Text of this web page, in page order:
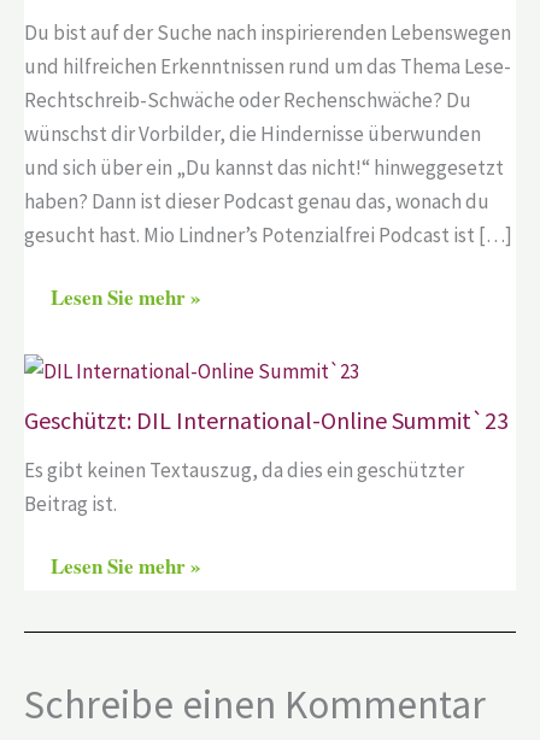
Du bist auf der Suche nach inspirierenden Lebenswegen
und hilfreichen Erkenntnissen rund um das Thema Lese-
Rechtschreib-Schwäche oder Rechenschwäche? Du
wünschst dir Vorbilder, die Hindernisse überwunden
und sich über ein „Du kannst das nicht!“ hinweggesetzt
haben? Dann ist dieser Podcast genau das, wonach du
gesucht hast. Mio Lindner’s Potenzialfrei Podcast ist […]
Lesen Sie mehr »
Geschützt: DIL International-Online Summit`23
Es gibt keinen Textauszug, da dies ein geschützter
Beitrag ist.
Lesen Sie mehr »
Schreibe einen Kommentar